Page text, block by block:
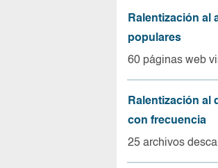
Ralentización al
populares
60 páginas web
Ralentización al
con frecuencia
25 archivos